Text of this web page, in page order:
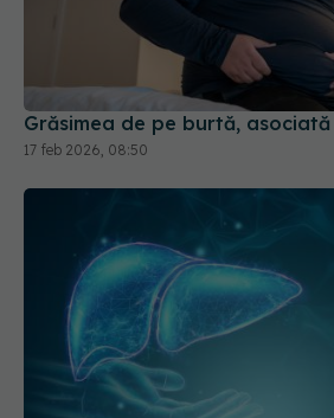
Grăsimea de pe burtă,
Ficatul gras, boala tăcută care
grăsimea în tumori hepatice